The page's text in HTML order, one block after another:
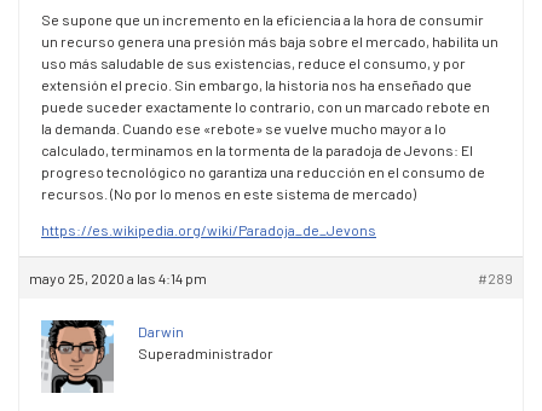
Se supone que un incremento en la eficiencia a la hora de consumir
un recurso genera una presión más baja sobre el mercado, habilita un
uso más saludable de sus existencias, reduce el consumo, y por
extensión el precio. Sin embargo, la historia nos ha enseñado que
puede suceder exactamente lo contrario, con un marcado rebote en
la demanda. Cuando ese «rebote» se vuelve mucho mayor a lo
calculado, terminamos en la tormenta de la paradoja de Jevons: El
progreso tecnológico no garantiza una reducción en el consumo de
recursos. (No por lo menos en este sistema de mercado)
https://es.wikipedia.org/wiki/Paradoja_de_Jevons
mayo 25, 2020 a las 4:14 pm #289
Darwin
Superadministrador